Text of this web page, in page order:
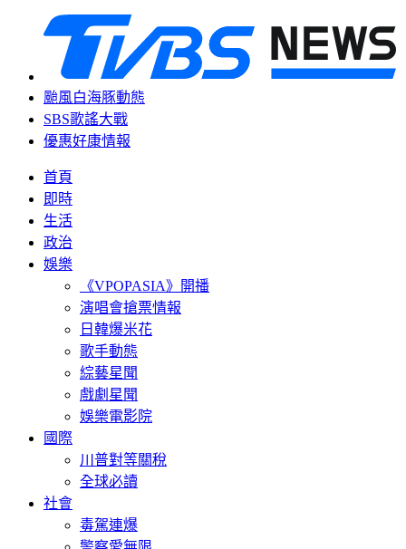
颱風白海豚動態
SBS歌謠大戰
優惠好康情報
首頁
即時
生活
政治
娛樂
《VPOPASIA》開播
演唱會搶票情報
日韓爆米花
歌手動態
綜藝星聞
戲劇星聞
娛樂電影院
國際
川普對等關稅
全球必讀
社會
毒駕連爆